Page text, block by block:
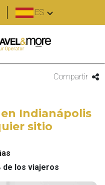
ES
Compartir
Indianápolis
sitio
de los viajeros